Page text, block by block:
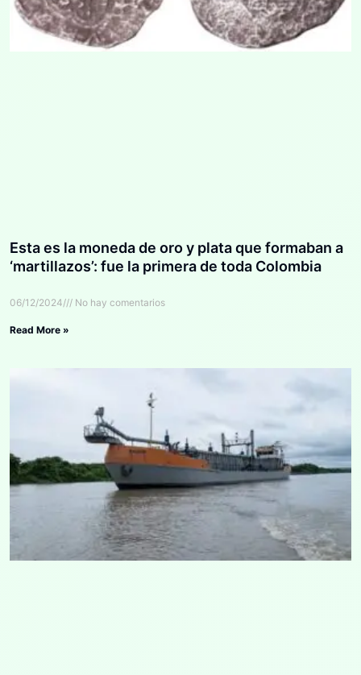
Esta es la moneda de oro y plata que formaban a
‘martillazos’: fue la primera de toda Colombia
06/12/2024 No hay comentarios
Read More »